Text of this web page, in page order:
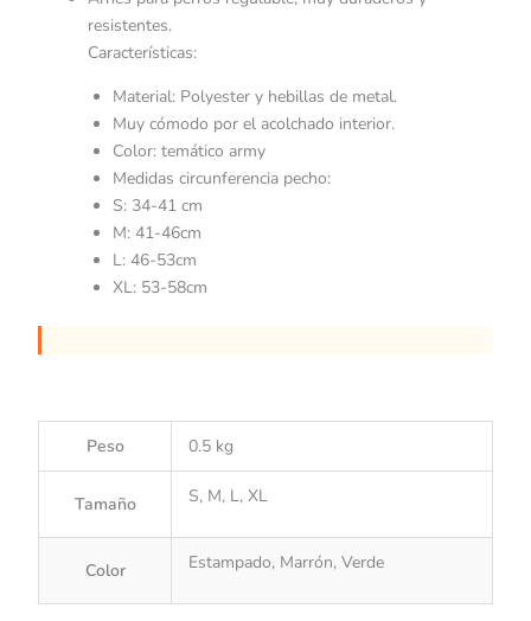
resistentes.
Características:
Material: Polyester y hebillas de metal.
Muy cómodo por el acolchado interior.
Color: temático army
Medidas circunferencia pecho:
S: 34-41 cm
M: 41-46cm
L: 46-53cm
XL: 53-58cm
Peso 0.5 kg
Tamaño S, M, L, XL
Color Estampado, Marrón, Verde